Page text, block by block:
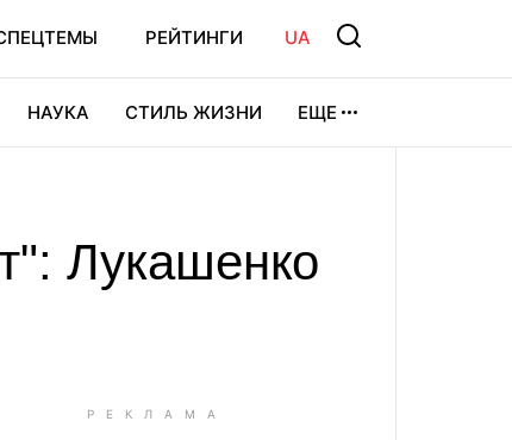
РЕЙТИНГИ UA
НАУКА СТИЛЬ ЖИЗНИ ЕЩЕ
Лукашенко